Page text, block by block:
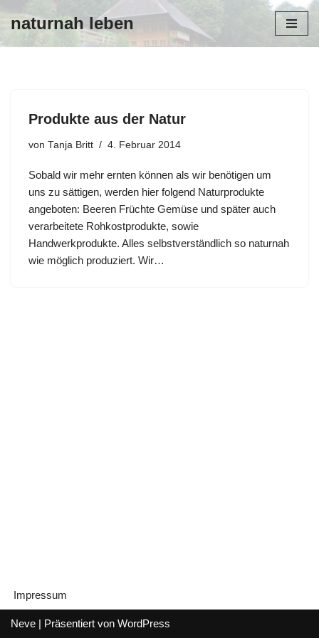
Zum
naturnah leben
Produkte aus der Natur
von Tanja Britt 4. Februar 2014
Sobald wir mehr ernten können als wir benötigen um
uns zu sättigen, werden hier folgend Naturprodukte
angeboten: Beeren Früchte Gemüse und später auch
verarbeitete Rohkostprodukte, sowie
Handwerkprodukte. Alles selbstverständlich so naturnah
wie möglich produziert. Wir…
Impressum
Neve | Präsentiert von WordPress